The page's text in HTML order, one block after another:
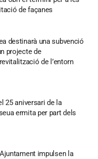
de façanes
destinarà una subvenció
projecte de
de l’entorn
25 aniversari de la
ermita per part dels
impulsen la